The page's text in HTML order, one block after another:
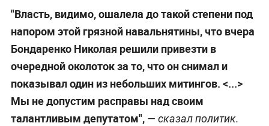
"Власть, видимо, ошалела до такой степени под
напором этой грязной навальнятины, что вчера
Бондаренко Николая решили привезти в
очередной околоток за то, что он снимал и
показывал один из небольших митингов. <...>
Мы не допустим расправы над своим
талантливым депутатом",— сказал политик.